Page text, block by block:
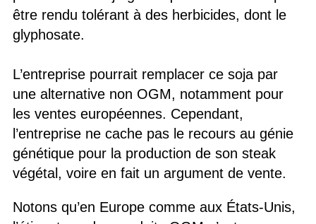
être rendu tolérant à des herbicides, dont le
glyphosate.
L’entreprise pourrait remplacer ce soja par
une alternative non OGM, notamment pour
les ventes européennes. Cependant,
l’entreprise ne cache pas le recours au génie
génétique pour la production de son steak
végétal, voire en fait un argument de vente.
Notons qu’en Europe comme aux États-Unis,